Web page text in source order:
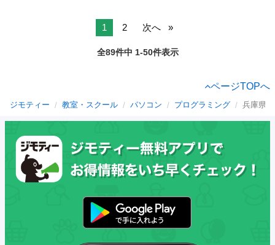
1 2 次へ
全89件中 1-50件表示
ページTOPへ
ジモティー 教室・スクール パソコン プログラミング 兵庫県